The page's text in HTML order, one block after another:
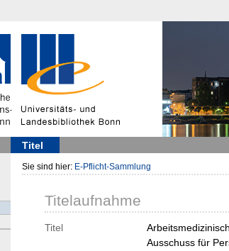
Titel
Sie sind hier: E-Pflicht-Sammlung
Titelaufnahme
Titel
Ausschuss für